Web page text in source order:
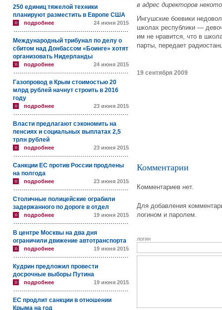
250 единиц тяжелой техники
планируют разместить в Европе США
подробнее 24 июня 2015
Международный трибунал по делу о
сбитом над Донбассом «Боинге» хотят
организовать Нидерланды
подробнее 24 июня 2015
Газопровод в Крым стоимостью 20
млрд рублей начнут строить в 2016
году
подробнее 23 июня 2015
Власти предлагают сэкономить на
пенсиях и социальных выплатах 2,5
трлн рублей
подробнее 23 июня 2015
Санкции ЕС против России продлены
на полгода
подробнее 23 июня 2015
Столичные полицейские ограбили
задержанного по дороге в отдел
подробнее 19 июня 2015
В центре Москвы на два дня
ограничили движение автотранспорта
подробнее 19 июня 2015
Кудрин предложил провести
досрочные выборы Путина
подробнее 19 июня 2015
ЕС продлит санкции в отношении
Крыма на год
в адрес директоров
Ингушские боевики
школах республики —
им не нравится, что в
парты, передает
19 сентября 2009
Комментарии
Комментариев нет.
Для добавления
логином и паролем.
логин